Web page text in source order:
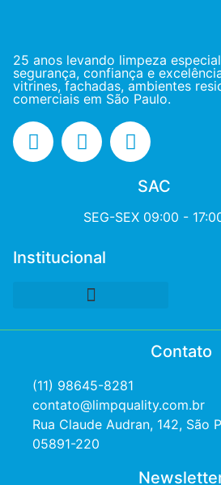
25 anos levando limpeza
segurança, confiança e
vitrines, fachadas, ambientes
comerciais em São Paulo.
SAC
SEG-SEX 09:00 -
Institucional
Contato
(11) 98645-8281
contato@limpquality.com.br
Rua Claude Audran, 142, São
05891-220